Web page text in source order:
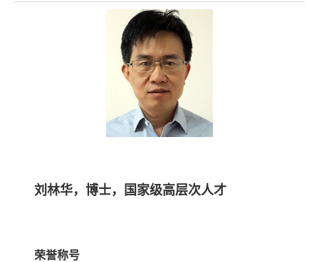
刘林华，博士，国家级高层次人才
荣誉称号